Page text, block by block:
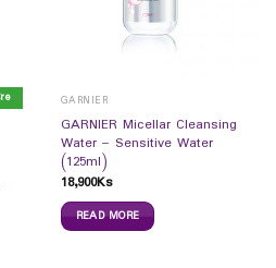
B
uy 50000ks >> Gift Dr Face BB Cream GARNIER
GARNIER Micellar Cleansing
Water – Sensitive Water
(125ml)
18,900Ks
READ MORE